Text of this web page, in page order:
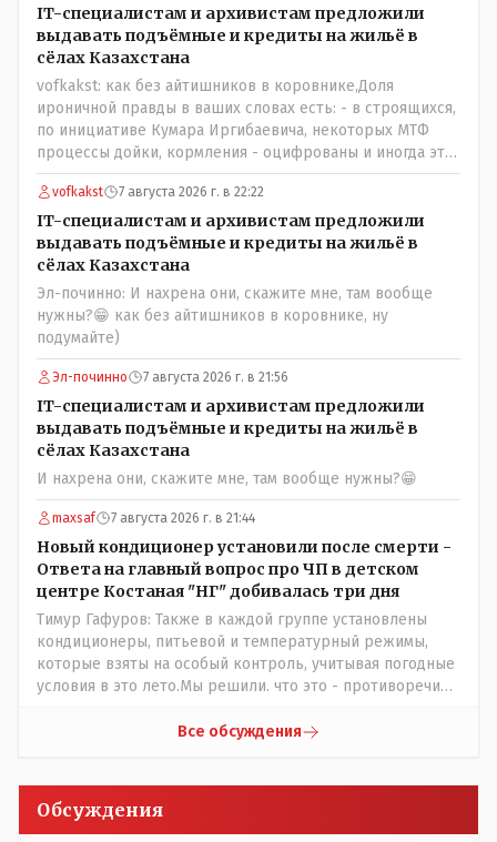
всесильного Розинова целый холдинг и теперь против
президента выступает! Вот ни капельки ему не поверю,
что он действует в интересах страны, про народ уже и
не говорю! Опять какие то закулисные игры?
IT-специалистам и архивистам предложили
выдавать подъёмные и кредиты на жильё в
сёлах Казахстана
vofkakst: как без айтишников в коровнике,Доля
ироничной правды в ваших словах есть: - в строящихся,
по инициативе Кумара Иргибаевича, некоторых МТФ
процессы дойки, кормления - оцифрованы и иногда эти
программы дают сбой - и тогда они нужны, хотя я
насколько в курсе своей комьютерной безграмотности
- все эти вопросы можно решать и устранять эти сбои и
удалённо - лёжа на диване, в городе. Но, этих
современных и оцифрованных МТФ критично мало для
массового переезда лохматых и обкуренных молодых
ребят из города в село, да и те МТФ я по опыту
подозреваю, скоро перейдут на обслуживание с
помошью кувалды, китайского скотча, алюминевой
проволоки и русского мата. Вот где работать в селе
именно АРХИВАРИУСАМ - понятие не имею- допустим
все мои архивы по работе и по семейной жизни -
помещаются в одну дешёвую китайскую флешку
Впрочем, не надо гадать: - это замутили УМНЫЕ люди
наверху , близко расположенные к гос.бюджету-
наверняка они знают что делают.
vofkakst 7 августа 2026 г. в 22:22
IT-специалистам и архивистам предложили
выдавать подъёмные и кредиты на жильё в
сёлах Казахстана
Эл-починно: И нахрена они, скажите мне, там вообще
нужны?😁 как без айтишников в коровнике, ну
подумайте)
Эл-починно 7 августа 2026 г. в 21:56
IT-специалистам и архивистам предложили
выдавать подъёмные и кредиты на жильё в
сёлах Казахстана
И нахрена они, скажите мне, там вообще нужны?😁
maxsaf 7 августа 2026 г. в 21:44
Новый кондиционер установили после смерти -
Ответа на главный вопрос про ЧП в детском
центре Костаная "НГ" добивалась три дня
Тимур Гафуров: Также в каждой группе установлены
кондиционеры, питьевой и температурный режимы,
которые взяты на особый контроль, учитывая погодные
условия в это лето.Мы решили. что это - противоречие.
комментарий прозвучал на следующий день после
температурный режим на контроль. То есть первая
часть - информация до трагедии, вторая часть -
Все обсуждения
Обсуждения